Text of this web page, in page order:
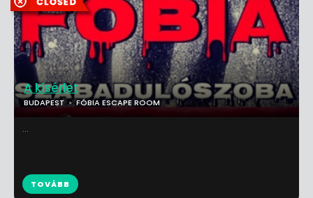
A kísérlet
BUDAPEST FÓBIA ESCAPE ROOM
...
TOVÁBB